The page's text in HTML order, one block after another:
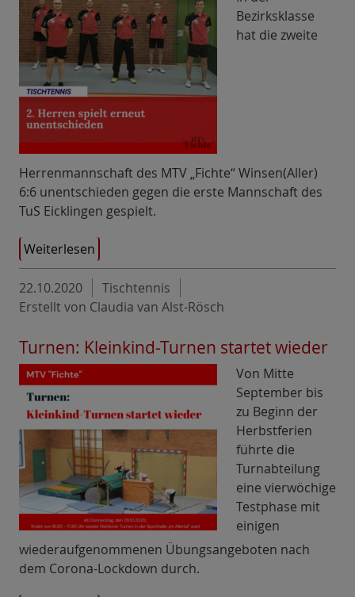
Bezirksklasse
hat die zweite
Herrenmannschaft des MTV „Fichte“ Winsen(Aller)
6:6 unentschieden gegen die erste Mannschaft des
TuS Eicklingen gespielt.
Weiterlesen
22.10.2020
Tischtennis
Erstellt von Claudia van Alst-Rösch
Turnen: Kleinkind-Turnen startet wieder
Von Mitte
September bis
zu Beginn der
Herbstferien
führte die
Turnabteilung
eine vierwöchige
Testphase mit
einigen
wiederaufgenommenen Übungsangeboten nach
dem Corona-Lockdown durch.